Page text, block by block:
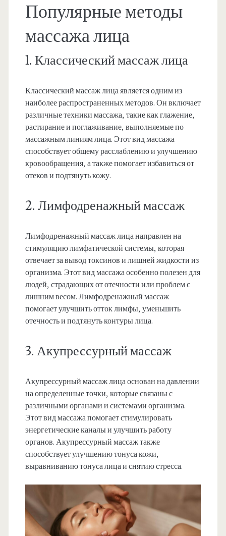
Популярные методы
массажа лица
1. Классический массаж лица
Классический массаж лица является одним из
наиболее распространенных методов. Он включает
различные техники массажа, такие как глажение,
растирание и поглаживание, выполняемые по
массажным линиям лица. Этот вид массажа
способствует общему расслаблению и улучшению
кровообращения, а также помогает избавиться от
отеков и подтянуть кожу.
2. Лимфодренажный массаж
Лимфодренажный массаж лица направлен на
стимуляцию лимфатической системы, которая
отвечает за вывод токсинов и лишней жидкости из
организма. Этот вид массажа особенно полезен для
людей, страдающих от отечности или проблем с
лишним весом. Лимфодренажный массаж
помогает улучшить отток лимфы, уменьшить
отечность и подтянуть контуры лица.
3. Акупрессурный массаж
Акупрессурный массаж лица основан на давлении
на определенные точки, которые связаны с
различными органами и системами организма.
Этот вид массажа помогает стимулировать
энергетические каналы и улучшить работу
органов. Акупрессурный массаж также
способствует улучшению тонуса кожи,
выравниванию тонуса лица и снятию стресса.